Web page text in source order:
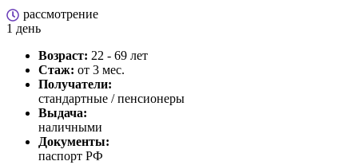
рассмотрение
1 день
Возраст: 22 - 69 лет
Стаж: от 3 мес.
Получатели:
стандартные / пенсионеры
Выдача:
наличными
Документы:
паспорт РФ